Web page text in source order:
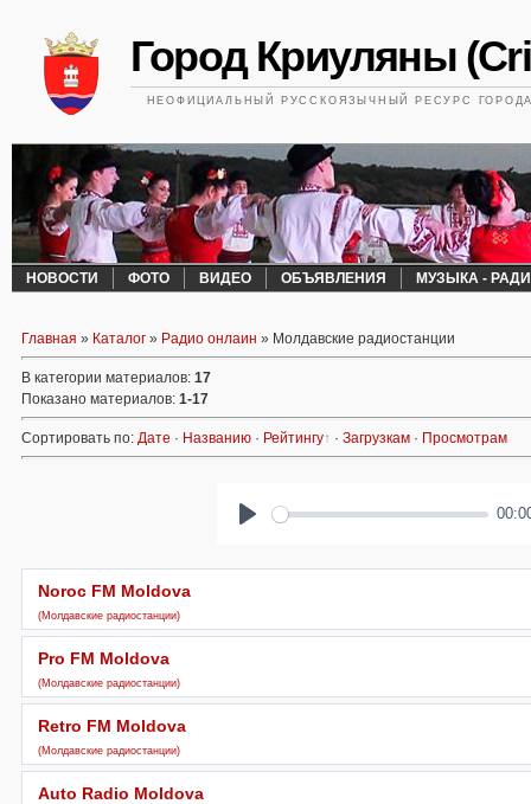
Город Криуляны
НЕОФИЦИАЛЬНЫЙ РУССКОЯЗЫЧНЫЙ РЕСУРС
НОВОСТИ ФОТО ВИДЕО ОБЪЯВЛЕНИЯ МУЗЫКА -
Главная » Каталог » Радио онлаин » Молдавские радиостанции
В категории материалов: 17
Показано материалов: 1-17
Сортировать по: Дате · Названию · Рейтингу · Загрузкам · Просмотрам
Noroc FM Moldova
(Молдавские радиостанции)
Pro FM Moldova
(Молдавские радиостанции)
Retro FM Moldova
(Молдавские радиостанции)
Auto Radio Moldova